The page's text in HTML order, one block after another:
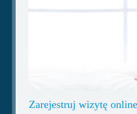
Zarejestruj wizytę online